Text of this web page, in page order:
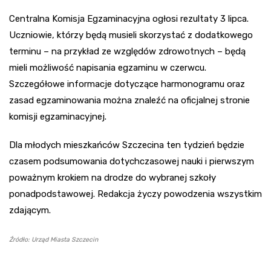
Centralna Komisja Egzaminacyjna ogłosi rezultaty 3 lipca.
Uczniowie, którzy będą musieli skorzystać z dodatkowego
terminu – na przykład ze względów zdrowotnych – będą
mieli możliwość napisania egzaminu w czerwcu.
Szczegółowe informacje dotyczące harmonogramu oraz
zasad egzaminowania można znaleźć na oficjalnej stronie
komisji egzaminacyjnej.
Dla młodych mieszkańców Szczecina ten tydzień będzie
czasem podsumowania dotychczasowej nauki i pierwszym
poważnym krokiem na drodze do wybranej szkoły
ponadpodstawowej. Redakcja życzy powodzenia wszystkim
zdającym.
Źródło: Urząd Miasta Szczecin